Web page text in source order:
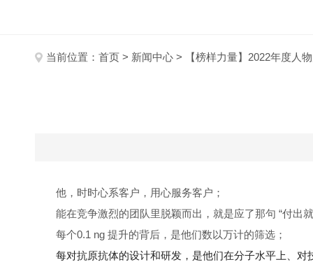
当前位置： 首页 > 新闻中心 > 【榜样力量】2022年度人
他，时时心系客户，用心服务客户；
能在竞争激烈的团队里脱颖而出，就是应了那句 “付出
每个0.1 ng 提升的背后，是他们数以万计的筛选；
每对抗原抗体的设计和研发，是他们在分子水平上、对